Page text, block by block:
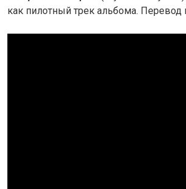
как пилотный трек альбома. Перевод